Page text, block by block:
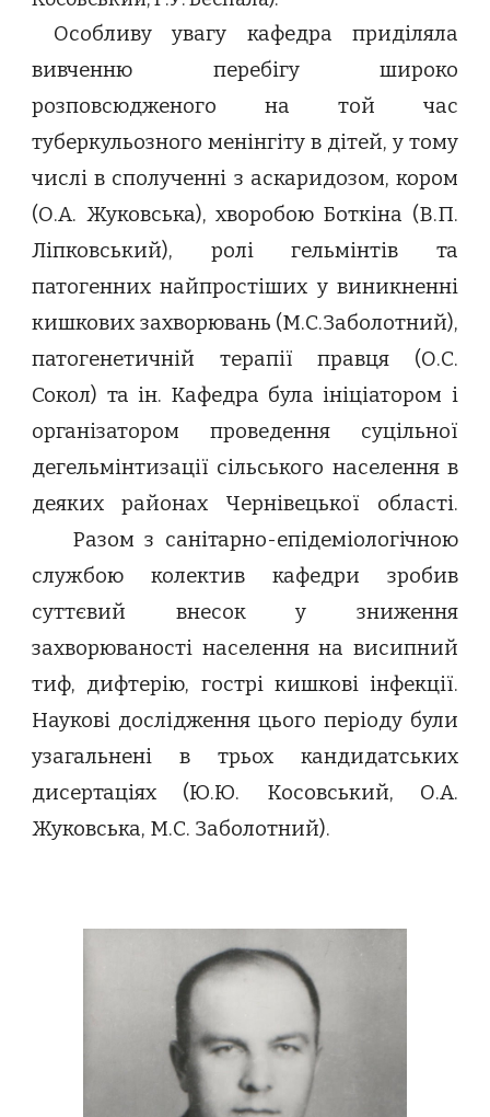
Особливу увагу кафедра приділяла
вивченню перебігу широко
розповсюдженого на той час
туберкульозного менінгіту в дітей, у тому
числі в сполученні з аскаридозом, кором
(О.А. Жуковська), хворобою Боткіна (В.П.
Ліпковський), ролі гельмінтів та
патогенних найпростіших у виникненні
кишкових захворювань (М.С.Заболотний),
патогенетичній терапії правця (О.С.
Сокол) та ін. Кафедра була ініціатором і
організатором проведення суцільної
дегельмінтизації сільського населення в
деяких районах Чернівецької області.
Разом з санітарно-епідеміологічною
службою колектив кафедри зробив
суттєвий внесок у зниження
захворюваності населення на висипний
тиф, дифтерію, гострі кишкові інфекції.
Наукові дослідження цього періоду були
узагальнені в трьох кандидатських
дисертаціях (Ю.Ю. Косовський, О.А.
Жуковська, М.С. Заболотний).